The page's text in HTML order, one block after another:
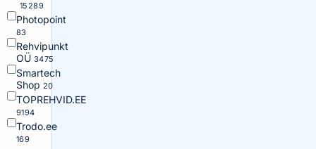
15289
Photopoint
83
Rehvipunkt
OÜ 3475
Smartech
Shop 20
TOPREHVID.EE
9194
Trodo.ee
169